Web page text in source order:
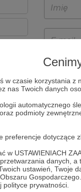
w czasie korzystania z
nas Twoich danych
automatycznego
podmioty
dotyczące
w USTAWIENIACH
danych,
ustawień, Twoje
prywatności.
i
będą
z
prawo
*